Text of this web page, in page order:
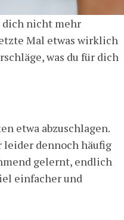
dich nicht mehr
Mal etwas wirklich
was du für dich
etwa abzuschlagen.
leider dennoch häufig
gelernt, endlich
einfacher und